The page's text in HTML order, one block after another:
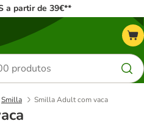
a partir de 39€**
Smilla Smilla Adult com vaca